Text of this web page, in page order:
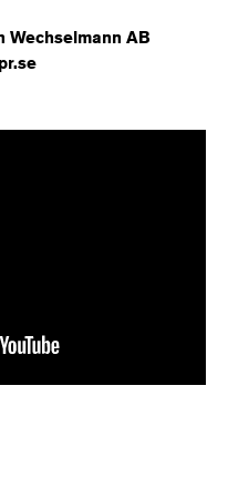
Wechselmann AB